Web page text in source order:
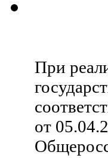
При
от